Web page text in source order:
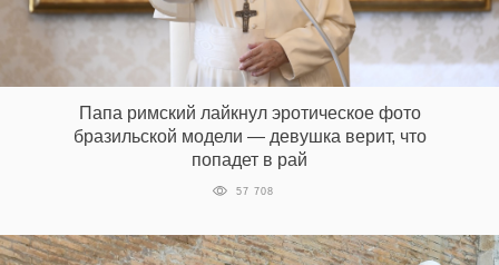
Папа римский лайкнул эротическое фото
бразильской модели — девушка верит, что
попадет в рай
57 708